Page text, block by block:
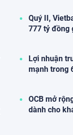
Quý II,
777 tỷ đồng
Lợi nhuận
mạnh trong
OCB mở
dành cho